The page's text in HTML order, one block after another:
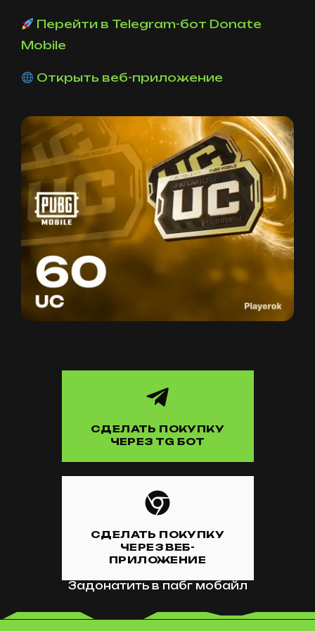
Перейти в Telegram-бот Donate
Mobile
Открыть веб-приложение
СДЕЛАТЬ ПОКУПКУ
ЧЕРЕЗ TG БОТ
СДЕЛАТЬ ПОКУПКУ
ЧЕРЕЗ ВЕБ-
ПРИЛОЖЕНИЕ
Задонатить в пабг мобайл